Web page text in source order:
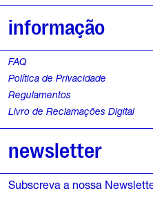
informação
FAQ
Política de Privacidade
Regulamentos
Livro de Reclamações Digital
newsletter
Subscreva a nossa